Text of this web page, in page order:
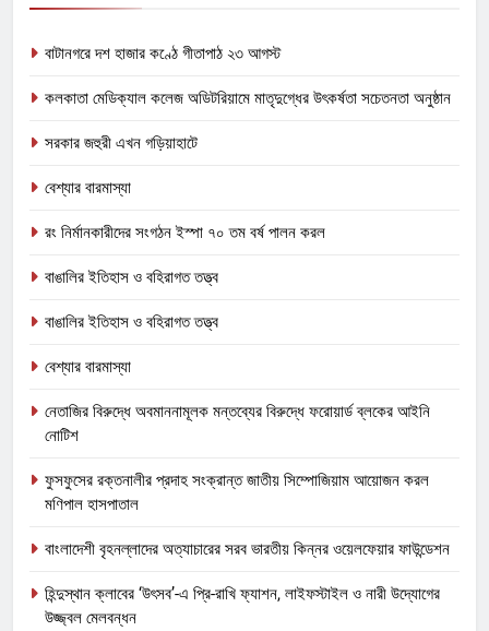
বাটানগরে দশ হাজার কণ্ঠে গীতাপাঠ ২৩ আগস্ট
কলকাতা মেডিক্যাল কলেজ অডিটরিয়ামে মাতৃদুগ্ধের উৎকর্ষতা সচেতনতা অনুষ্ঠান
সরকার জহুরী এখন গড়িয়াহাটে
বেশ্যার বারমাস্যা
রং নির্মানকারীদের সংগঠন ইস্পা ৭০ তম বর্ষ পালন করল
বাঙালির ইতিহাস ও বহিরাগত তত্ত্ব
বাঙালির ইতিহাস ও বহিরাগত তত্ত্ব
বেশ্যার বারমাস্যা
নেতাজির বিরুদ্ধে অবমাননামূলক মন্তব্যের বিরুদ্ধে ফরোয়ার্ড ব্লকের আইনি
নোটিশ
ফুসফুসের রক্তনালীর প্রদাহ সংক্রান্ত জাতীয় সিম্পোজিয়াম আয়োজন করল
মণিপাল হাসপাতাল
বাংলাদেশী বৃহনল্লাদের অত্যাচারের সরব ভারতীয় কিন্নর ওয়েলফেয়ার ফাউন্ডেশন
হিন্দুস্থান ক্লাবের ‘উৎসব’-এ প্রি-রাখি ফ্যাশন, লাইফস্টাইল ও নারী উদ্যোগের
উজ্জ্বল মেলবন্ধন